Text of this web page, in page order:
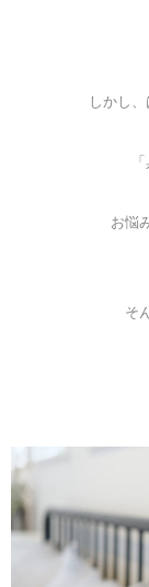
しかし
お悩
そ